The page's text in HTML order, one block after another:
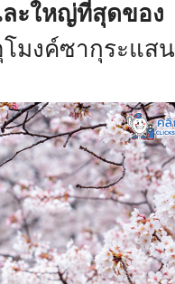
ะใหญ่ที่สุดของ
โมงค์ซากุระแสน